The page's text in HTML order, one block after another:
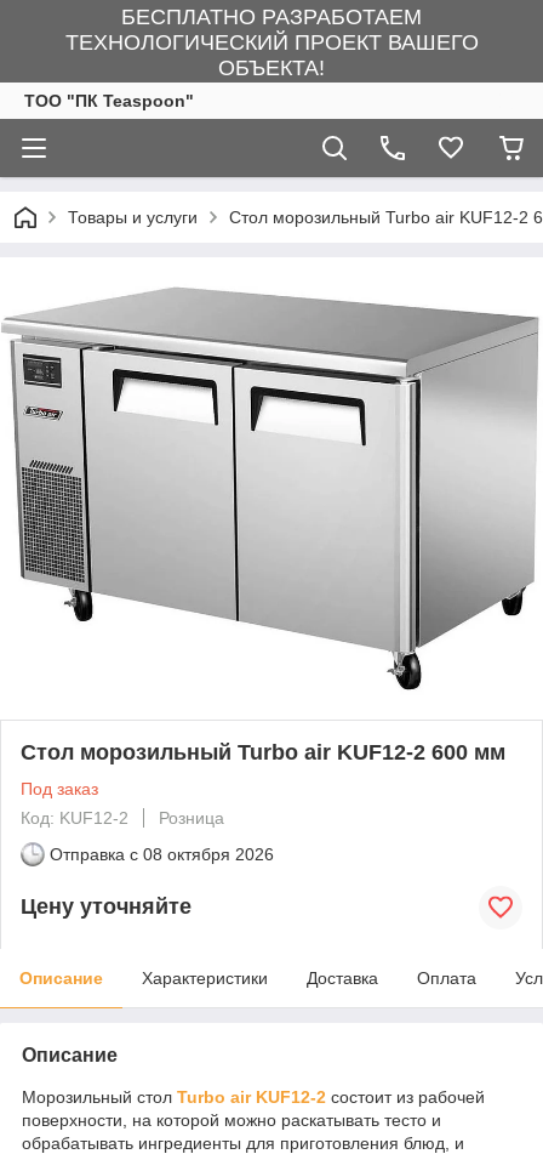
БЕСПЛАТНО РАЗРАБОТАЕМ
ТЕХНОЛОГИЧЕСКИЙ ПРОЕКТ ВАШЕГО
ОБЪЕКТА!
ТОО "ПК Teaspoon"
Товары и услуги Стол морозильный Turbo air KUF12-2
Стол морозильный Turbo air KUF12-2 600 мм
Под заказ
Код: KUF12-2
Розница
Отправка с 08 октября 2026
Цену уточняйте
Описание Характеристики Доставка Оплата
Описание
Морозильный стол Turbo air KUF12-2 состоит из рабочей
поверхности, на которой можно раскатывать тесто и
обрабатывать ингредиенты для приготовления блюд, и